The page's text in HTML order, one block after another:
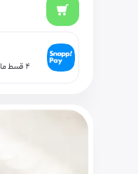
۴ قسط ماهانه. بدون سود، چک و ضامن.